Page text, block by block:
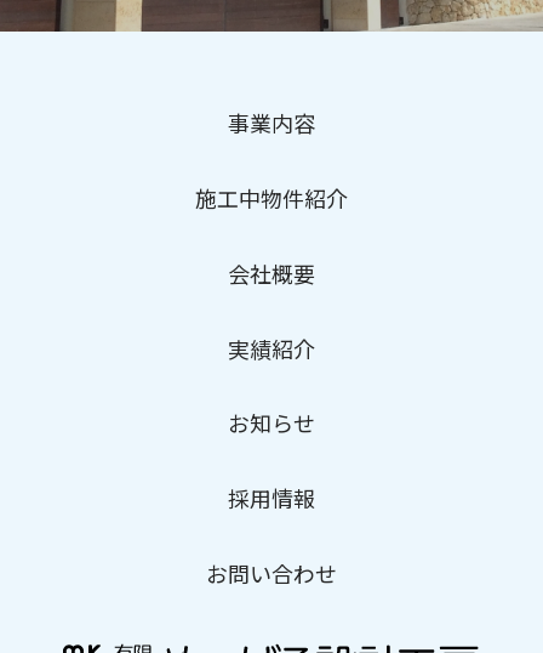
事業内容
施工中物件紹介
会社概要
実績紹介
お知らせ
採用情報
お問い合わせ